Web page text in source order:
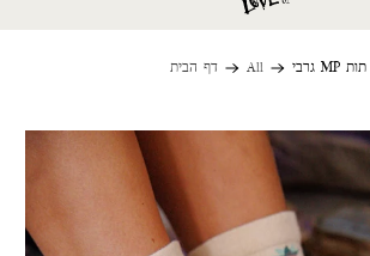
דף הבית All גרבי MP תות